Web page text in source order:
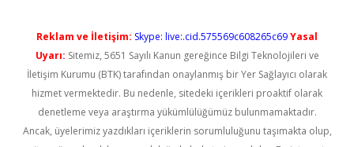
Reklam ve İletişim: Skype: live:.cid.575569c608265c69Yasal
Uyarı: Sitemiz, 5651 Sayılı Kanun gereğince Bilgi Teknolojileri ve
İletişim Kurumu (BTK) tarafından onaylanmış bir Yer Sağlayıcı olarak
hizmet vermektedir. Bu nedenle, sitedeki içerikleri proaktif olarak
denetleme veya araştırma yükümlülüğümüz bulunmamaktadır.
Ancak, üyelerimiz yazdıkları içeriklerin sorumluluğunu taşımakta olup,